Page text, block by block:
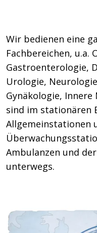
Wir bedienen eine
Fachbereichen, u.a.
Gastroenterologie,
Urologie,
Gynäkologie,
sind im stationären
Allgemeinstationen
Ambulanzen und
unterwegs.